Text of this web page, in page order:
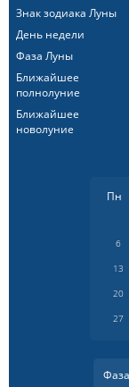
Знак зодиака Луны
День недели
Фаза Луны
Ближайшее
полнолуние
Ближайшее
новолуние
Пн
6
13
20
27